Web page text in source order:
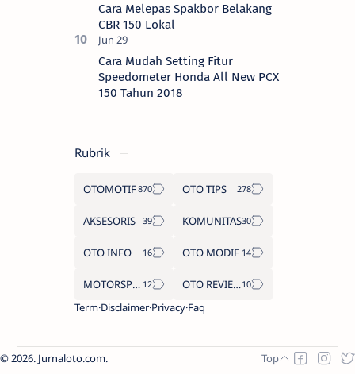
Cara Melepas Spakbor Belakang
CBR 150 Lokal
Cara Mudah Setting Fitur
Speedometer Honda All New PCX
150 Tahun 2018
Rubrik
OTOMOTIF OTO TIPS
AKSESORIS KOMUNITAS
OTO INFO OTO MODIF
MOTORSPORT
OTO REVIEW
Term Disclaimer Privacy Faq
2026. Jurnaloto.com.